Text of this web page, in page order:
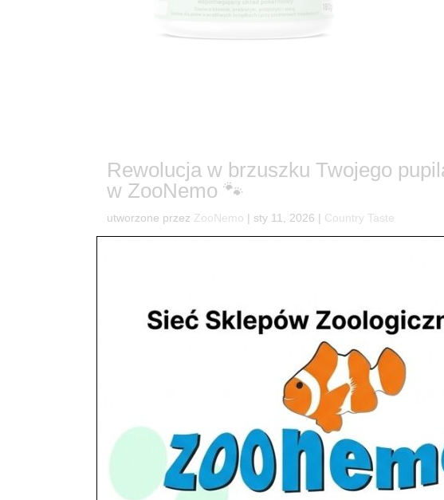
Rewolucja w brzuszku Twojego
w ZooNemo 🐾
utworzone przez ZooNemo | sty 11, 2026 | Country Taste